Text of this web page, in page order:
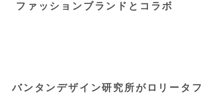
ファッションブランドとコラボ
バンタンデザイン研究所がロリータフ